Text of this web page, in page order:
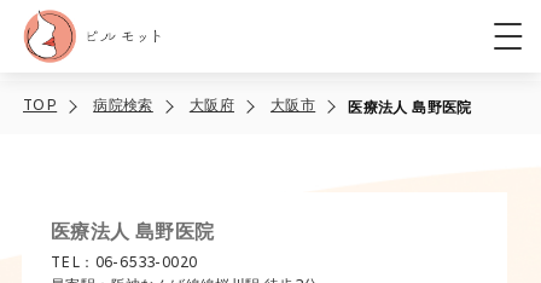
TOP 病院検索 大阪府 大阪市 医療法人 島野医院
医療法人 島野医院
TEL：06-6533-0020